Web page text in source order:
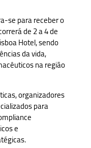
se para receber o
de 2 a 4 de
Hotel, sendo
da vida,
na região
organizadores
para
e